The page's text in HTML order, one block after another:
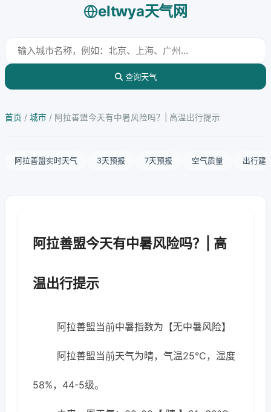
eltwya天气网
查询天气
首页 / 城市 / 阿拉善盟今天有中暑风险吗？| 高温出行提示
阿拉善盟实时天气 3天预报 7天预报 空气质量 出行建
阿拉善盟今天有中暑风险吗？| 高
温出行提示
阿拉善盟当前中暑指数为【无中暑风险】
阿拉善盟当前天气为晴，气温25℃，湿度
58%，44-5级。